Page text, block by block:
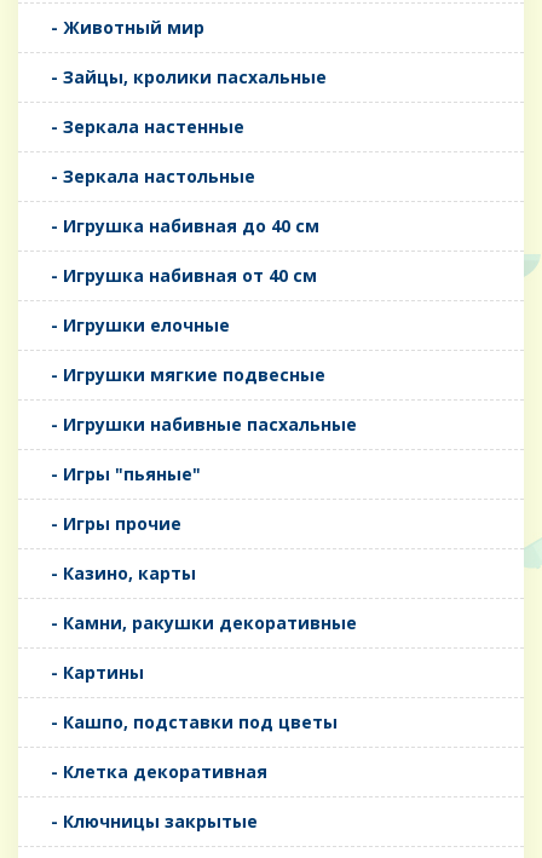
- Животный мир
- Зайцы, кролики пасхальные
- Зеркала настенные
- Зеркала настольные
- Игрушка набивная до 40 см
- Игрушка набивная от 40 см
- Игрушки елочные
- Игрушки мягкие подвесные
- Игрушки набивные пасхальные
- Игры "пьяные"
- Игры прочие
- Казино, карты
- Камни, ракушки декоративные
- Картины
- Кашпо, подставки под цветы
- Клетка декоративная
- Ключницы закрытые